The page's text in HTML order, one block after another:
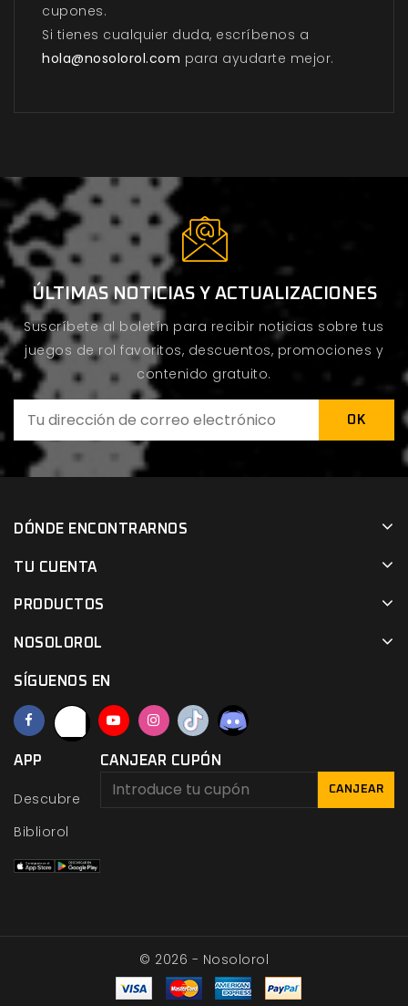
cupones.
Si tienes cualquier duda, escríbenos a
hola@nosolorol.com para ayudarte mejor.
ÚLTIMAS NOTICIAS Y ACTUALIZACIONES
Suscríbete al boletín para recibir noticias sobre tus
juegos de rol favoritos, descuentos, promociones y
contenido gratuito.
DÓNDE ENCONTRARNOS
TU CUENTA
PRODUCTOS
NOSOLOROL
SÍGUENOS EN
APP
Descubre
Bibliorol
CANJEAR CUPÓN
CANJEAR
© 2026 - Nosolorol